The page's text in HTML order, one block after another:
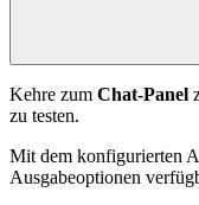
Kehre zum Chat-Panel
zu testen.
Mit dem konfigurierten
Ausgabeoptionen